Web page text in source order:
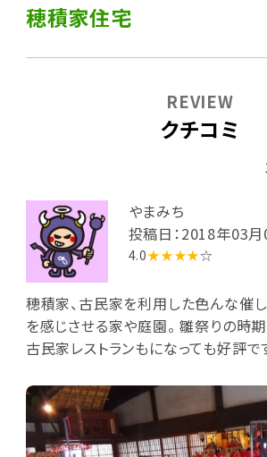
穂積家住宅
クチコミ
REVIEW
やまみち
投稿日：2018年03
4.0★★★★☆
穂積家、古民家を利用した色んな催
を感じさせる家や庭園。 雛祭りの時
古民家レストランもになっても好評で